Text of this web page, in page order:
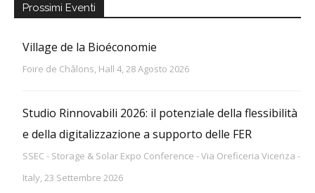
Prossimi Eventi
Village de la Bioéconomie
Foire de Châlons, Hall 4, 28 Agosto 2026
Studio Rinnovabili 2026: il potenziale della flessibilità
e della digitalizzazione a supporto delle FER
SSEC - Storage & Solar Expo Conference - Via Oreficeria Vicenza -
Italy, 23 Settembre 2026